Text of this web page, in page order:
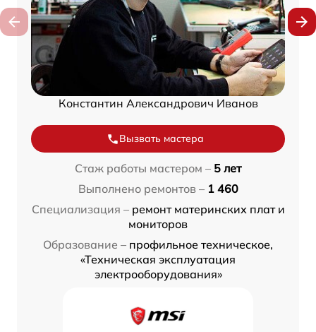
Константин Александрович Иванов
Вызвать мастера
Стаж работы мастером – 5 лет
Выполнено ремонтов – 1 460
Специализация – ремонт материнских плат и
мониторов
Образование – профильное техническое,
«Техническая эксплуатация
электрооборудования»